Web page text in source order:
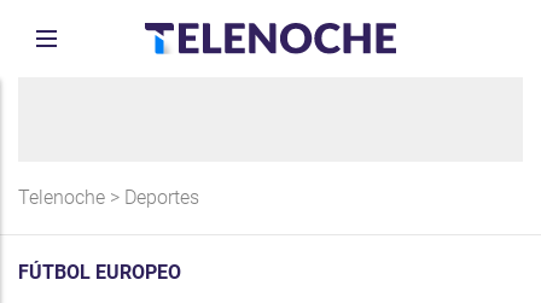
Telenoche > Deportes
FÚTBOL EUROPEO